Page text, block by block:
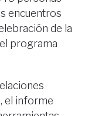
encuentros
de la
programa
el informe